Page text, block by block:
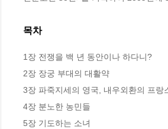
목차
1장 전쟁을 백 년 동안이나 하다니?
2장 장궁 부대의 대활약
3장 파죽지세의 영국, 내우외환의 프랑
4장 분노한 농민들
5장 기도하는 소녀